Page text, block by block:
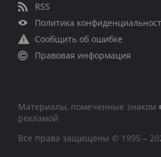
RSS
Политика
Сообщить об ошибке
Правовая информация
Материалы, помеченные знаком
рекламой
Все права защищены © 1995 –